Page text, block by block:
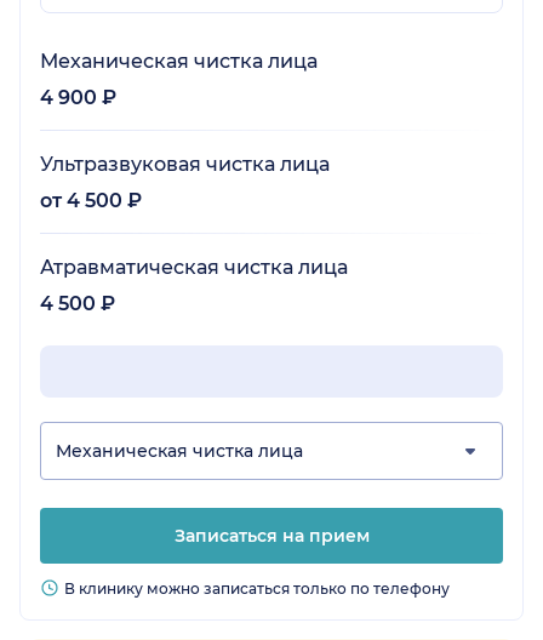
Механическая чистка лица
4 900 ₽
Ультразвуковая чистка лица
от 4 500 ₽
Атравматическая чистка лица
4 500 ₽
Механическая чистка лица
Записаться на прием
В клинику можно записаться только по телефону